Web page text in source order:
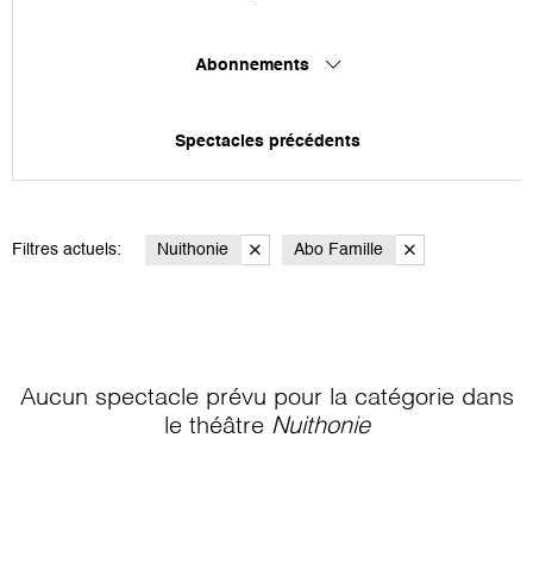
Abonnements
Spectacles précédents
Filtres actuels: Nuithonie Abo Famille
Aucun spectacle prévu pour la catégorie dans
le théâtre Nuithonie